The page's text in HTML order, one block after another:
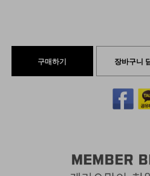
구매하기 장바구니